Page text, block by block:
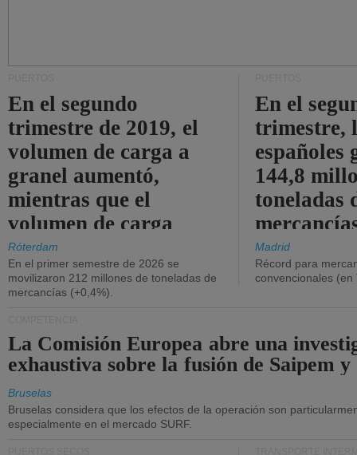
En el segundo
trimestre de 2019, el
volumen de carga a
granel aumentó,
mientras que el
volumen de carga
general disminuyó.
Róterdam
En el primer semestre de 2026 se
movilizaron 212 millones de toneladas de
mercancías (+0,4%).
En el
trimestre,
españoles
144,8
toneladas
Madrid
Récord para
convencionales (en
La Comisión Europea abre una
exhaustiva sobre la fusión de Saipem y
Bruselas
Bruselas considera que los efectos de la operación son
especialmente en el mercado SURF.